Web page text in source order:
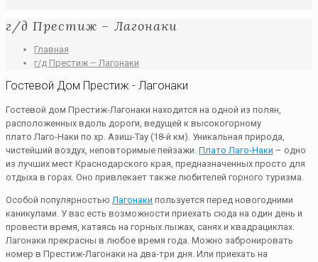
г/д Престиж – Лагонаки
Главная
г/д Престиж – Лагонаки
Гостевой Дом Престиж - Лагонаки
Гостевой дом Престиж-Лагонаки находится на одной из полян,
расположенных вдоль дороги, ведущей к высокогорному
плато Лаго-Наки по хр. Азиш-Тау (18-й км). Уникальная природа,
чистейший воздух, неповторимые пейзажи. Плато Лаго-Наки – одно
из лучших мест Краснодарского края, предназначенных просто для
отдыха в горах. Оно привлекает также любителей горного туризма.
Особой популярностью Лагонаки пользуется перед новогодними
каникулами. У вас есть возможности приехать сюда на один день и
провести время, катаясь на горных лыжах, санях и квадрациклах.
Лагонаки прекрасны в любое время года. Можно забронировать
номер в Престиж-Лагонаки на два-три дня. Или приехать на